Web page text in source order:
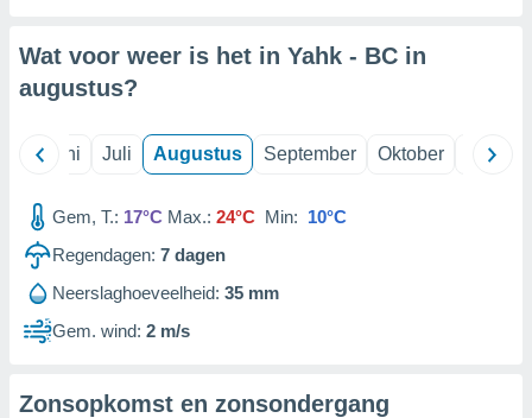
partners
Wat voor weer is het in Yahk - BC in
augustus?
Juni Juli Augustus September Oktober
Gem, T.: 17°C Max.: 24°C Min: 10°C
Regendagen: 7 dagen
Neerslaghoeveelheid: 35 mm
Gem. wind: 2 m/s
Zonsopkomst en zonsondergang